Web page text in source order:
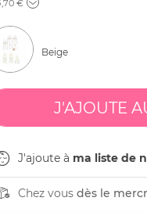
,70 €
Beige
J'ajoute à ma liste de
Chez vous dès le